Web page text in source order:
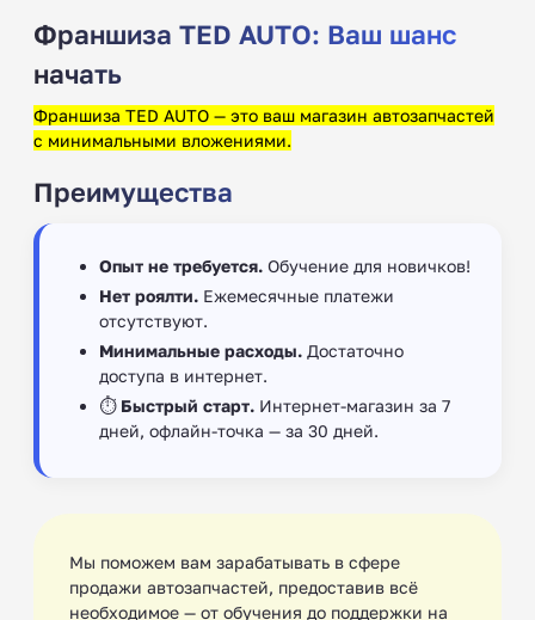
Франшиза TED AUTO: Ваш шанс
начать
Франшиза TED AUTO — это ваш магазин автозапчастей
с минимальными вложениями.
Преимущества
Опыт не требуется. Обучение для новичков!
Нет роялти. Ежемесячные платежи
отсутствуют.
Минимальные расходы. Достаточно
доступа в интернет.
⏱ Быстрый старт. Интернет-магазин за 7
дней, офлайн-точка — за 30 дней.
Мы поможем вам зарабатывать в сфере
продажи автозапчастей, предоставив всё
необходимое — от обучения до поддержки на